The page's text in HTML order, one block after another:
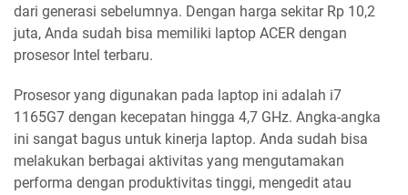
dari generasi sebelumnya. Dengan harga sekitar Rp 10,2
juta, Anda sudah bisa memiliki laptop ACER dengan
prosesor Intel terbaru.
Prosesor yang digunakan pada laptop ini adalah i7
1165G7 dengan kecepatan hingga 4,7 GHz. Angka-angka
ini sangat bagus untuk kinerja laptop. Anda sudah bisa
melakukan berbagai aktivitas yang mengutamakan
performa dengan produktivitas tinggi, mengedit atau